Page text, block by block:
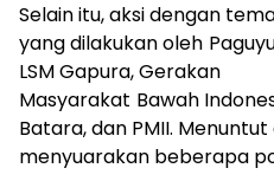
Selain itu, aksi dengan
yang dilakukan oleh
LSM Gapura, Gerakan
Masyarakat Bawah
Batara, dan PMII.
menyuarakan beberapa